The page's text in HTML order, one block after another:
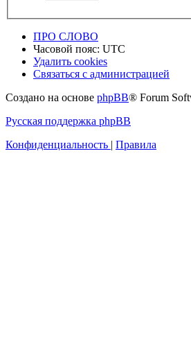
ПРО СЛОВО
Часовой пояс: UTC
Удалить cookies
Связаться с администрацией
Создано на основе phpBB® Forum
Русская поддержка phpBB
Конфиденциальность | Правила